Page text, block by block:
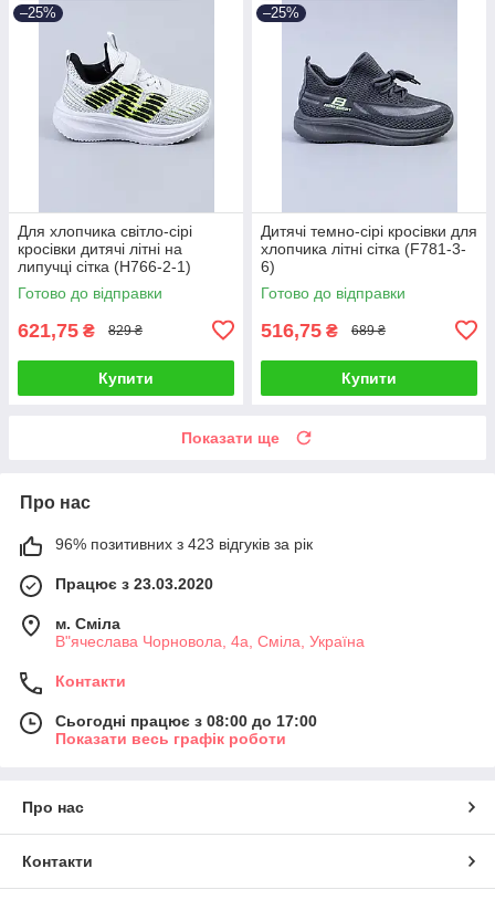
–25%
Для хлопчика світло-сірі
кросівки дитячі літні на
липучці сітка (H766-2-1)
Готово до відправки
621,75 ₴ 829 ₴
Купити
–25%
Дитячі темно-сірі кросівки для
хлопчика літні сітка (F781-3-
6)
Готово до відправки
516,75 ₴ 689 ₴
Купити
Показати ще
Про нас
96% позитивних з 423 відгуків за рік
Працює з 23.03.2020
м. Сміла
В"ячеслава Чорновола, 4а, Сміла, Україна
Контакти
Сьогодні працює з 08:00 до 17:00
Показати весь графік роботи
Про нас
Контакти